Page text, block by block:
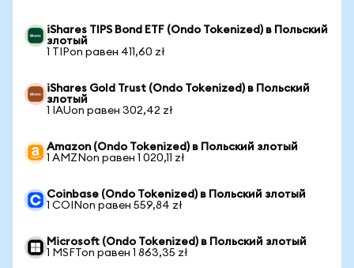
iShares TIPS Bond ETF (Ondo Tokenized) в Польский
злотый
1 TIPon равен 411,60 zł
iShares Gold Trust (Ondo Tokenized) в Польский
злотый
1 IAUon равен 302,42 zł
Amazon (Ondo Tokenized) в Польский злотый
1 AMZNon равен 1 020,11 zł
Coinbase (Ondo Tokenized) в Польский злотый
1 COINon равен 559,84 zł
Microsoft (Ondo Tokenized) в Польский злотый
1 MSFTon равен 1 863,35 zł